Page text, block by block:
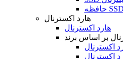
هارد اکسترنال
هارد اکسترنال
بر اساس برند